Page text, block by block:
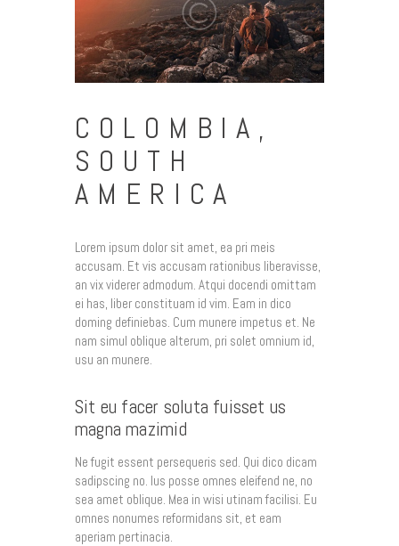
COLOMBIA,
SOUTH
AMERICA
Lorem ipsum dolor sit amet, ea pri meis
accusam. Et vis accusam rationibus liberavisse,
an vix viderer admodum. Atqui docendi omittam
ei has, liber constituam id vim. Eam in dico
doming definiebas. Cum munere impetus et. Ne
nam simul oblique alterum, pri solet omnium id,
usu an munere.
Sit eu facer soluta fuisset us
magna mazimid
Ne fugit essent persequeris sed. Qui dico dicam
sadipscing no. Ius posse omnes eleifend ne, no
sea amet oblique. Mea in wisi utinam facilisi. Eu
omnes nonumes reformidans sit, et eam
aperiam pertinacia.